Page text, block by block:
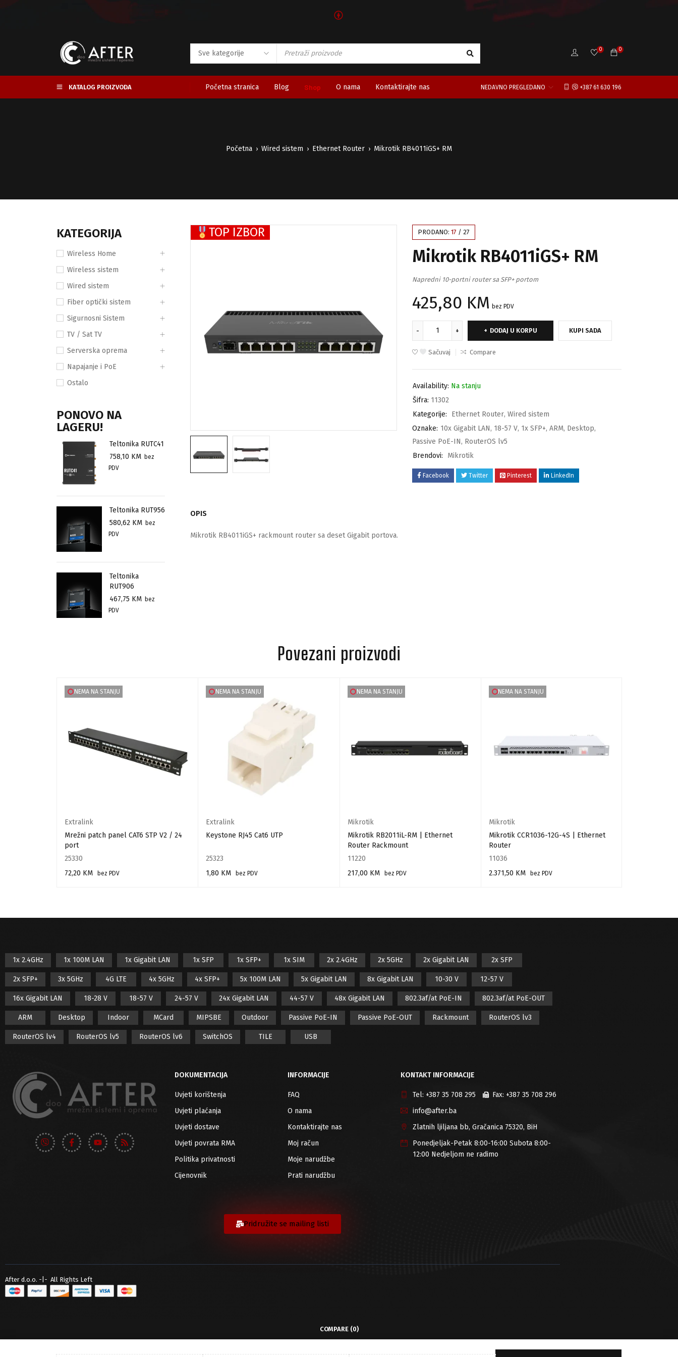
🅯
0
0
KATALOG PROIZVODA Početna stranica Blog Shop O nama Kontaktirajte nas +387 61 630 196
NEDAVNO PREGLEDANO
Početna › Wired sistem › Ethernet Router › Mikrotik RB4011iGS+ RM
KATEGORIJA
Wireless Home
Wireless sistem
Wired sistem
Fiber optički sistem
Sigurnosni Sistem
TV / Sat TV
Serverska oprema
Napajanje i PoE
Ostalo
PONOVO NA
LAGERU!
Teltonika RUTC41
758,10 KM bez
PDV
Teltonika RUT956
580,62 KM bez
PDV
Teltonika
RUT906
467,75 KM bez
PDV
TOP IZBOR PRODANO: 17 / 27
Mikrotik RB4011iGS+ RM
Napredni 10-portni router sa SFP+ portom
425,80 KM bez PDV
DODAJ U KORPU KUPI SADA
Sačuvaj Compare
Availability: Na stanju
Šifra: 11302
Kategorije:
Ethernet Router, Wired sistem
Oznake: 10x Gigabit LAN, 18-57 V, 1x SFP+, ARM, Desktop,
Passive PoE-IN, RouterOS lv5
Brendovi:
Mikrotik
Facebook Twitter Pinterest LinkedIn
OPIS
Mikrotik RB4011iGS+ rackmount router sa deset Gigabit portova.
Povezani proizvodi
NEMA NA STANJU
Extralink
Mrežni patch panel CAT6 STP V2 / 24
port
25330
72,20 KM
bez PDV
NEMA NA STANJU
Extralink
Keystone RJ45 Cat6 UTP
25323
1,80 KM
bez PDV
NEMA NA STANJU
Mikrotik
Mikrotik RB2011iL-RM | Ethernet
Router Rackmount
11220
217,00 KM
bez PDV
NEMA NA STANJU
Mikrotik
Mikrotik CCR1036-12G-4S | Ethernet
Router
11036
2.371,50 KM
bez PDV
1x 2.4GHz 1x 100M LAN 1x Gigabit LAN 1x SFP 1x SFP+ 1x SIM 2x 2.4GHz 2x 5GHz 2x Gigabit LAN 2x SFP
2x SFP+ 3x 5GHz 4G LTE 4x 5GHz 4x SFP+ 5x 100M LAN 5x Gigabit LAN 8x Gigabit LAN 10-30 V 12-57 V
16x Gigabit LAN 18-28 V 18-57 V 24-57 V 24x Gigabit LAN 44-57 V 48x Gigabit LAN 802.3af/at PoE-IN 802.3af/at PoE-OUT
ARM Desktop Indoor MCard MIPSBE Outdoor Passive PoE-IN Passive PoE-OUT Rackmount RouterOS lv3
RouterOS lv4 RouterOS lv5 RouterOS lv6 SwitchOS TILE USB
DOKUMENTACIJA
Uvjeti korištenja
Uvjeti plaćanja
Uvjeti dostave
Uvjeti povrata RMA
Politika privatnosti
Cijenovnik
INFORMACIJE
FAQ
O nama
Kontaktirajte nas
Moj račun
Moje narudžbe
Prati narudžbu
KONTAKT INFORMACIJE
Tel: +387 35 708 295 Fax: +387 35 708 296
info@after.ba
Zlatnih ljiljana bb, Gračanica 75320, BiH
Ponedjeljak-Petak 8:00-16:00 Subota 8:00-
12:00 Nedjeljom ne radimo
Pridružite se mailing listi
After d.o.o. -|- All Rights Left
COMPARE (0)